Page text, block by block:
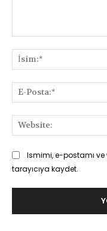
Ismimi, e-postamı
tarayıcıya kaydet.